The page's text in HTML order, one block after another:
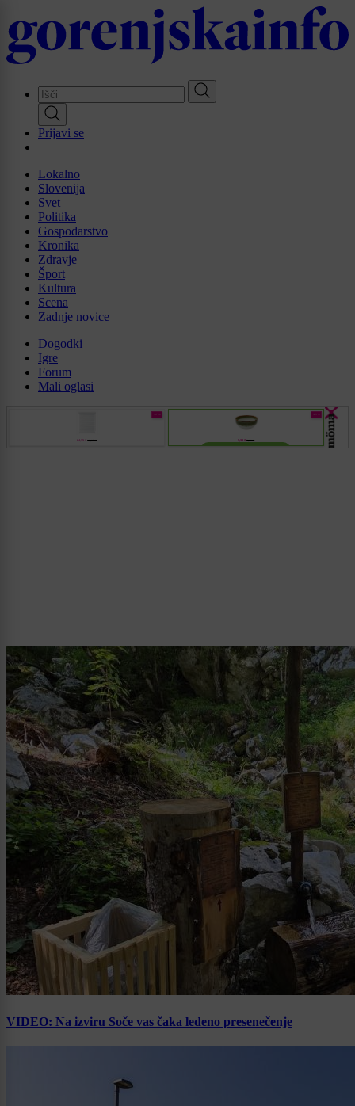
to
main
content
Prijavi se
Lokalno
Slovenija
Svet
Politika
Gospodarstvo
Kronika
Zdravje
Šport
Kultura
Scena
Zadnje novice
Dogodki
Igre
Forum
Mali oglasi
VIDEO: Na izviru Soče vas čaka ledeno presenečenje